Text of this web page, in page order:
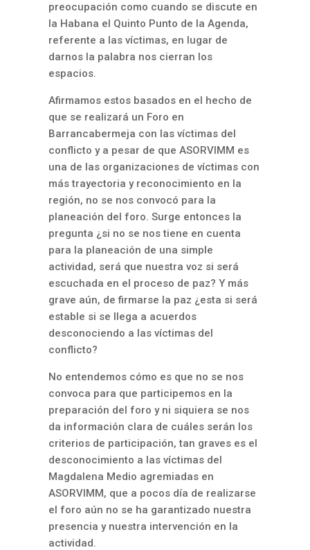
preocupación como cuando se discute en
la Habana el Quinto Punto de la Agenda,
referente a las víctimas, en lugar de
darnos la palabra nos cierran los
espacios.
Afirmamos estos basados en el hecho de
que se realizará un Foro en
Barrancabermeja con las víctimas del
conflicto y a pesar de que ASORVIMM es
una de las organizaciones de víctimas con
más trayectoria y reconocimiento en la
región, no se nos convocó para la
planeación del foro. Surge entonces la
pregunta ¿si no se nos tiene en cuenta
para la planeación de una simple
actividad, será que nuestra voz si será
escuchada en el proceso de paz? Y más
grave aún, de firmarse la paz ¿esta si será
estable si se llega a acuerdos
desconociendo a las víctimas del
conflicto?
No entendemos cómo es que no se nos
convoca para que participemos en la
preparación del foro y ni siquiera se nos
da información clara de cuáles serán los
criterios de participación, tan graves es el
desconocimiento a las víctimas del
Magdalena Medio agremiadas en
ASORVIMM, que a pocos día de realizarse
el foro aún no se ha garantizado nuestra
presencia y nuestra intervención en la
actividad.